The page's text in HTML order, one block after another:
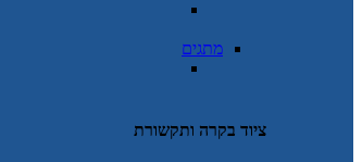
מתגים
ציוד בקרה ותקשורת